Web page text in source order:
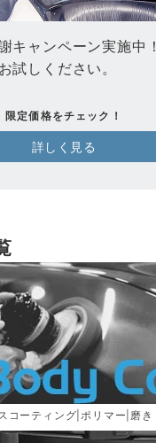
キャンペーン実施中！
試しください。
限定価格をチェック！
詳しく見る
コーティング|ポリマー|磨き